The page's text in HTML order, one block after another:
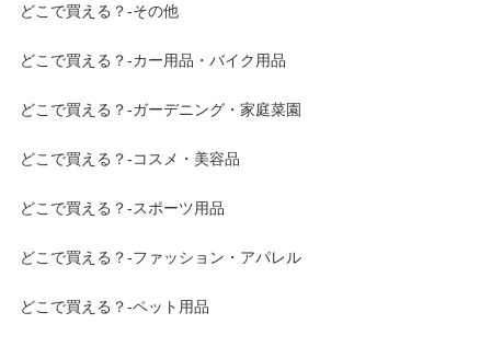
どこで買える？-その他
どこで買える？-カー用品・バイク用品
どこで買える？-ガーデニング・家庭菜園
どこで買える？-コスメ・美容品
どこで買える？-スポーツ用品
どこで買える？-ファッション・アパレル
どこで買える？-ペット用品